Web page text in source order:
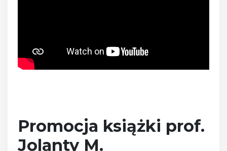
Promocja książki prof.
Jolanty M.